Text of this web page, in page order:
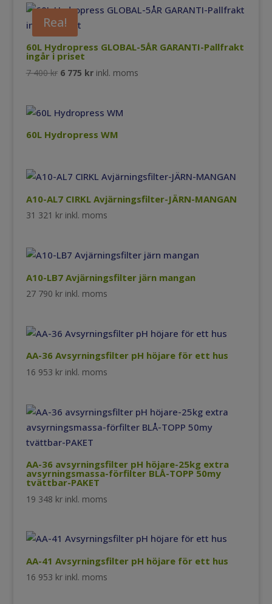
Rea!
60L Hydropress GLOBAL-5ÅR GARANTI-Pallfrakt
ingår i priset
7 400kr Det
var:
400 kr.
6 775 krDet
är:
775 kr.
inkl. moms
60L Hydropress WM
A10-AL7 CIRKL Avjärningsfilter-JÄRN-MANGAN
31 321 kr inkl. moms
A10-LB7 Avjärningsfilter järn mangan
27 790 kr inkl. moms
AA-36 Avsyrningsfilter pH höjare för ett hus
16 953 kr inkl. moms
AA-36 avsyrningsfilter pH höjare-25kg extra
avsyrningsmassa-förfilter BLÅ-TOPP 50my
tvättbar-PAKET
19 348 kr inkl. moms
AA-41 Avsyrningsfilter pH höjare för ett hus
16 953 kr inkl. moms